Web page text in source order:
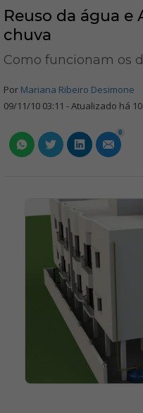
Reuso da água
chuva
Como funcionam os
Por Mariana Ribeiro Desimone
09/11/10 03:11 - Atualizado há
0